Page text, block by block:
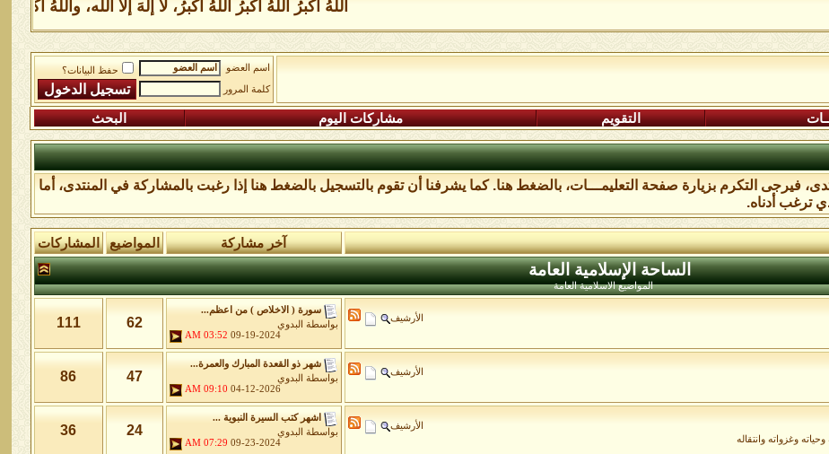
اللهُ أكبرُ اللهُ أكبرُ اللهُ أكبرُ، لا إلهَ إلَّا الله، واللهُ أكبر
اسم العضو
حفظ البيانات؟
كلمة المرور
التقويم مشاركات اليوم البحث
فيرجى التكرم بزيارة صفحة التعليمـــات،بالضغط هنا. كما يشرفنا أن تقومبالتسجيل بالضغط هناإذا رغبت بالمشاركة في المنتدى، أما
ترغب أدناه.
آخر مشاركة المواضيع المشاركات
الساحة اﻹسلامية العامة
المواضيع الاسلامية العامة
الأرشيف
سورة ( الاخلاص ) من اعظم...
بواسطة
البدوي
09-19-2024
03:52 AM
62
111
الأرشيف
شهر ذو القعدة المبارك والعمرة...
بواسطة
البدوي
04-12-2026
09:10 AM
47
86
الأرشيف
وغزواته وانتقاله
اشهر كتب السيرة النبوية ...
بواسطة
البدوي
09-23-2024
07:29 AM
24
36